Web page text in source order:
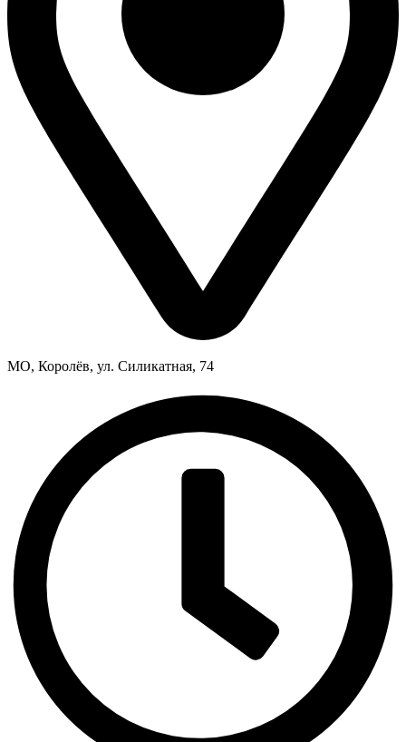
МО, Королёв, ул. Силикатная, 74